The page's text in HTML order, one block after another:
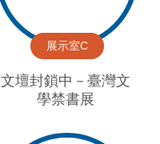
展示室C
文壇封鎖中－臺灣文
學禁書展